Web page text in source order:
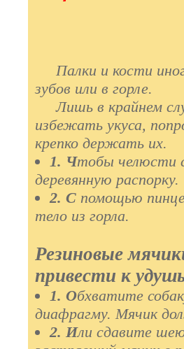
Палки и кости
зубов или в горле.
Лишь в крайнем
избежать укуса,
крепко держать их.
1. Чтобы челюсти
деревянную распорку.
2. С помощью
тело из горла.
Резиновые
привести к
1. Обхватите
диафрагму. Мячик
2. Или сдавите